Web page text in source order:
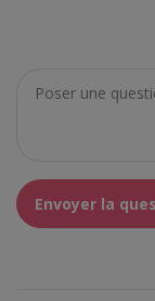
Envoyer la